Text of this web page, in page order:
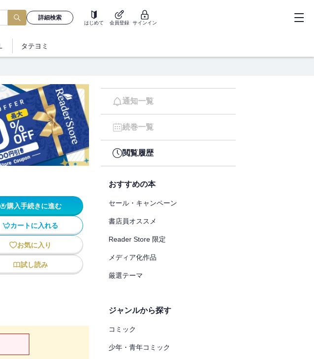
詳細検索
はじめて 会員登録 サインイン
タテヨミ
購入手続きに進む
カートに入れる
お気に入り
試し読み
通知一覧
続巻一覧
閲覧履歴
おすすめの本
セール・キャンペーン
書店員オススメ
Reader Store 限定
メディア化作品
厳選テーマ
ジャンルから探す
コミック
少年・青年コミック